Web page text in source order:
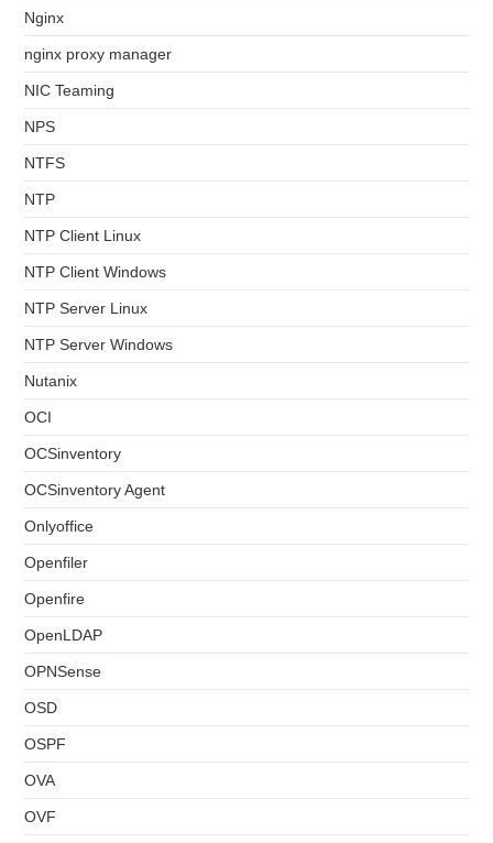
Nginx
nginx proxy manager
NIC Teaming
NPS
NTFS
NTP
NTP Client Linux
NTP Client Windows
NTP Server Linux
NTP Server Windows
Nutanix
OCI
OCSinventory
OCSinventory Agent
Onlyoffice
Openfiler
Openfire
OpenLDAP
OPNSense
OSD
OSPF
OVA
OVF